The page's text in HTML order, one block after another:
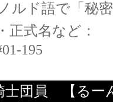
ルド語で「秘
正式名など：
195
士団員 【るー